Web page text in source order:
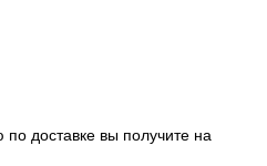
доставке вы получите на